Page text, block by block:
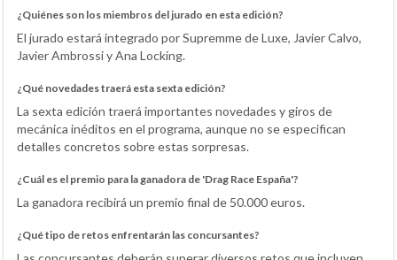
¿Quiénes son los miembros del jurado en esta edición?
El jurado estará integrado por Supremme de Luxe, Javier Calvo,
Javier Ambrossi y Ana Locking.
¿Qué novedades traerá esta sexta edición?
La sexta edición traerá importantes novedades y giros de
mecánica inéditos en el programa, aunque no se especifican
detalles concretos sobre estas sorpresas.
¿Cuál es el premio para la ganadora de 'Drag Race España'?
La ganadora recibirá un premio final de 50.000 euros.
¿Qué tipo de retos enfrentarán las concursantes?